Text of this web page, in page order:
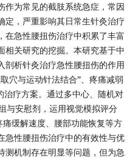
作为常见的截肢系统急症，常因
定，严重影响其日常生针灸治疗
在急性腰扭伤治疗中积累了丰富
相关研究的挖掘。本研究基于中
剖析针灸治疗急性腰扭伤的作用
穴与运动针法结合”、疼痛减弱
治疗方案。通过多中心、随机对
与安慰剂，运用视觉模拟评分
缓解速度、腰部功能恢复等方
急性腰扭伤治疗中的有效性与优
测机制存在明显等问题，但为急